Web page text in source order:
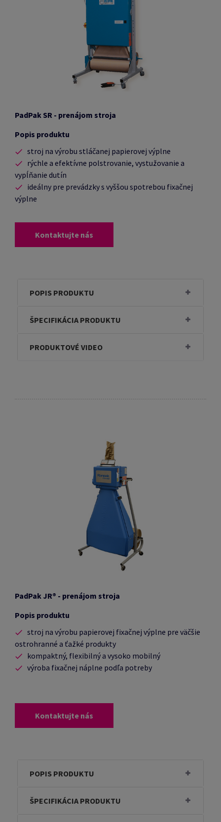
PadPak SR - prenájom stroja
Popis produktu
stroj na výrobu stláčanej papierovej výplne
rýchle a efektívne polstrovanie, vystužovanie a
vypĺňanie dutín
ideálny pre prevádzky s vyššou spotrebou fixačnej
výplne
Kontaktujte nás
POPIS PRODUKTU
ŠPECIFIKÁCIA PRODUKTU
PRODUKTOVÉ VIDEO
PadPak JR® - prenájom stroja
Popis produktu
stroj na výrobu papierovej fixačnej výplne pre väčšie
ostrohranné a ťažké produkty
kompaktný, flexibilný a vysoko mobilný
výroba fixačnej náplne podľa potreby
Kontaktujte nás
POPIS PRODUKTU
ŠPECIFIKÁCIA PRODUKTU